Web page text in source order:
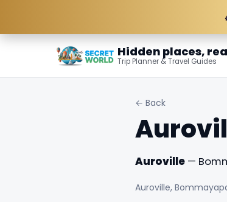
Hidden places,
Trip Planner & Travel Guides
← Back
Auroville—
Auroville,